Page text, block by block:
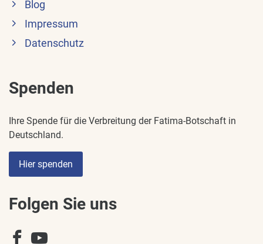
Blog
Impressum
Datenschutz
Spenden
Ihre Spende für die Verbreitung der Fatima-Botschaft in
Deutschland.
Hier spenden
Folgen Sie uns